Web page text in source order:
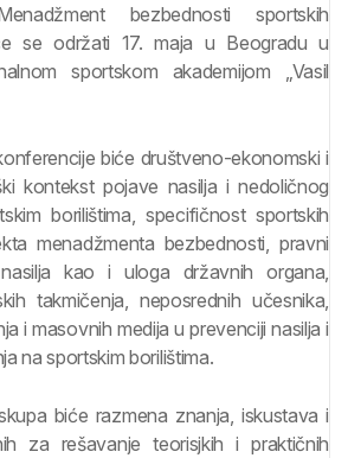
bezbednosti sportskih
se održati 17. maja u Beogradu u
sportskom akademijom „Vasil
biće društveno-ekonomski i
kontekst pojave nasilja i nedoličnog
borilištima, specifičnost sportskih
menadžmenta bezbednosti, pravni
kao i uloga državnih organa,
takmičenja, neposrednih učesnika,
i masovnih medija u prevenciji nasilja i
na sportskim borilištima.
biće razmena znanja, iskustava i
za rešavanje teorisjkih i praktičnih